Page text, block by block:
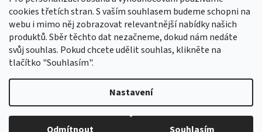
cookies třetích stran. S vaším souhlasem budeme schopni na
webu i mimo něj zobrazovat relevantnější nabídky našich
produktů. Sběr těchto dat nezačneme, dokud nám nedáte
svůj souhlas. Pokud chcete udělit souhlas, klikněte na
tlačítko "Souhlasím".
Nastavení
Nový obchod s batohy, cestovními zavazadly, tašky a peněženky
Copyright 2026hotovebryle.cz
. Všechna práva